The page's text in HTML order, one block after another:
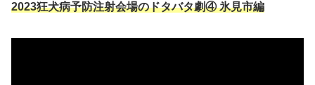
​2023狂犬病予防注射会場のドタバタ劇④ 氷見市編